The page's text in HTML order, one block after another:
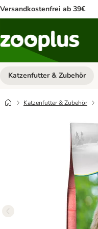
Versandkostenfrei ab 39€
Katzenfutter & Zubehör
Katzenfutter & Zubehör